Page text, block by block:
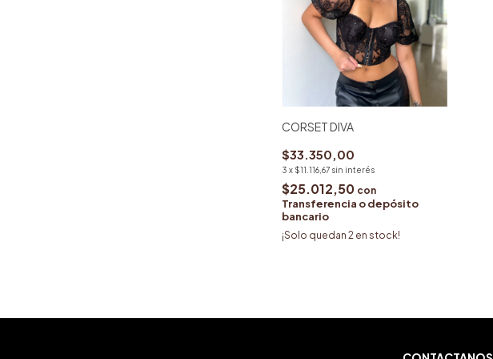
CORSET DIVA
$33.350,00
3 x $11.116,67 sin interés
$25.012,50 con
Transferencia o depósito
bancario
¡Solo quedan2 en stock!